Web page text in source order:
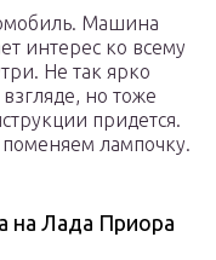
Машина
интерес ко всему
Не так ярко
но тоже
придется.
поменяем лампочку.
на Лада Приора